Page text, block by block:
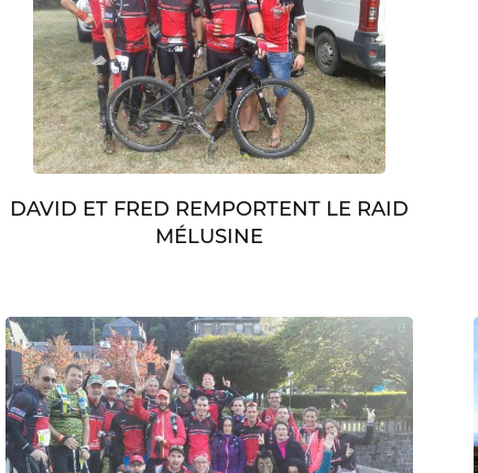
DAVID ET FRED REMPORTENT LE RAID
MÉLUSINE